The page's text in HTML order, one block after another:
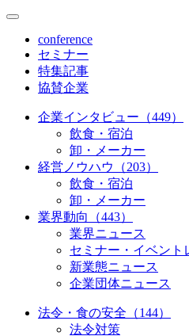
conference
セミナー
特集記事
協賛企業
企業インタビュー（449）
飲食・宿泊
卸・メーカー
経営ノウハウ（203）
飲食・宿泊
卸・メーカー
業界動向（443）
業界ニュース
セミナー・イベント
新業態ニュース
企業団体ニュース
法令・食の安全（144）
法令対策